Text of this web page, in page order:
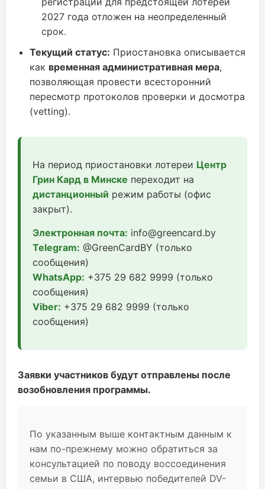
2027 года отложен на неопределенный
срок.
Текущий статус: Приостановка описывается
как временная административная мера,
позволяющая провести всесторонний
пересмотр протоколов проверки и досмотра
(vetting).
На период приостановки лотереи Центр
Грин Кард в Минске переходит на
дистанционный режим работы (офис
закрыт).
Электронная почта: info@greencard.by
Telegram: @GreenCardBY (только
сообщения)
WhatsApp: +375 29 682 9999 (только
сообщения)
Viber: +375 29 682 9999 (только
сообщения)
Заявки участников будут отправлены после
возобновления программы.
По указанным выше контактным данным к
нам по-прежнему можно обратиться за
консультацией по поводу воссоединения
семьи в США, интервью победителей DV-